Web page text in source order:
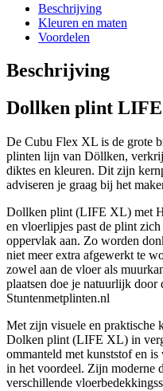
Beschrijving
Kleuren en maten
Voordelen
Beschrijving
Dollken plint
De Cubu Flex XL is de grote
plinten lijn van Döllken,
diktes en kleuren. Dit zijn
adviseren je graag bij het
Dollken plint (LIFE XL) met
en vloerlipjes past de plint
oppervlak aan. Zo worden
niet meer extra afgewerkt te
zowel aan de vloer als
plaatsen doe je natuurlijk door
Stuntenmetplinten.nl
Met zijn visuele en praktische
Dolken plint (LIFE XL) in
ommanteld met kunststof en
in het voordeel. Zijn moderne
verschillende